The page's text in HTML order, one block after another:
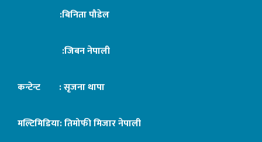
:बिनिता पौडेल
:जिबन नेपाली
कन्टेन्ट : सृजना थापा
मल्टिमिडिया: तिमोफी मिजार नेपाली